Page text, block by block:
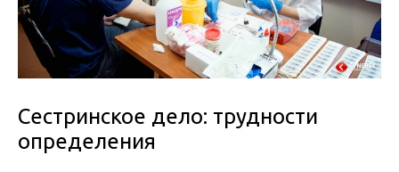
Сестринское дело: трудности
определения